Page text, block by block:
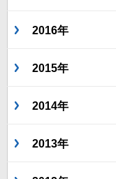
2016年
2015年
2014年
2013年